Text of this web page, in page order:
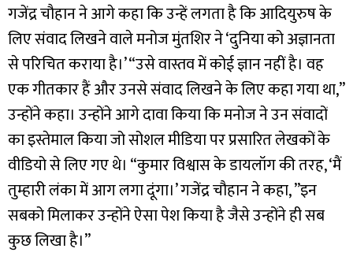
गजेंद्र चौहान ने आगे कहा कि उन्हें लगता है कि आदियुरुष के
लिए संवाद लिखने वाले मनोज मुंतशिर ने ‘दुनिया को अज्ञानता
से परिचित कराया है।’ “उसे वास्तव में कोई ज्ञान नहीं है। वह
एक गीतकार हैं और उनसे संवाद लिखने के लिए कहा गया था,”
उन्होंने कहा। उन्होंने आगे दावा किया कि मनोज ने उन संवादों
का इस्तेमाल किया जो सोशल मीडिया पर प्रसारित लेखकों के
वीडियो से लिए गए थे। “कुमार विश्वास के डायलॉग की तरह, ‘मैं
तुम्हारी लंका में आग लगा दूंगा।’ गजेंद्र चौहान ने कहा, ”इन
सबको मिलाकर उन्होंने ऐसा पेश किया है जैसे उन्होंने ही सब
कुछ लिखा है।”